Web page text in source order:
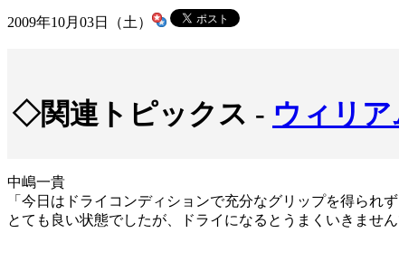
2009年10月03日（土）
◇関連トピックス - ウィリ
中嶋一貴
「今日はドライコンディションで充分なグリップを得ら
とても良い状態でしたが、ドライになるとうまくいきませ